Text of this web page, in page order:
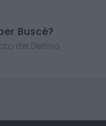
Buscè?
del Delfino